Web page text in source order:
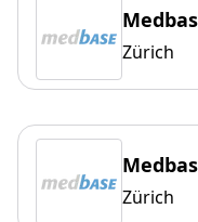
Zürich
Zürich